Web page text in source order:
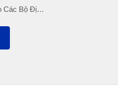
Các Bộ Định
Cấp...